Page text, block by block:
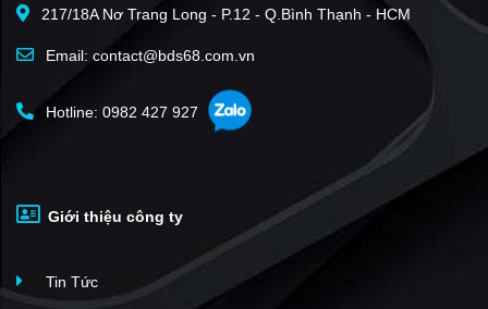
Phú Hồng Khang - Phú Hồng Đạt
(2)
Aviva Residences
SPlus Riverview
Thanh Bình Residence
A&T Saigon Riverside
Star Tower Thuận An
217/18A Nơ Trang Long - P.12 - Q.Bình Thạnh - HCM
Email: contact@bds68.com.vn
Hotline: 0982 427 927
Giới thiệu công ty
Tin Tức